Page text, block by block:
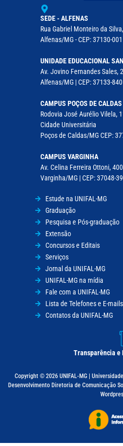
SEDE - ALFENAS
Rua Gabriel Monteiro da
Alfenas/MG - CEP: 37130-
UNIDADE EDUCACIONAL
Av. Jovino Fernandes Sales,
Alfenas/MG | CEP: 37133-840
CAMPUS POÇOS DE CALDAS
Rodovia José Aurélio Vilela,
Cidade Universitária
Poços de Caldas/MG CEP:
CAMPUS VARGINHA
Av. Celina Ferreira Ottoni,
Varginha/MG | CEP: 37048-
Estude na UNIFAL-MG
Graduação
Pesquisa e Pós-graduação
Extensão
Concursos e Editais
Serviços
Jornal da UNIFAL-MG
UNIFAL-MG na mídia
Fale com a UNIFAL-MG
Lista de Telefones e E-
Contatos da UNIFAL-MG
Transparência e
Copyright © 2026 UNIFAL-MG |
Desenvolvimento Diretoria de Comunicação